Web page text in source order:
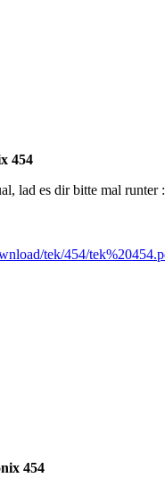
454
lad es dir bitte mal runter
tek/454/
454